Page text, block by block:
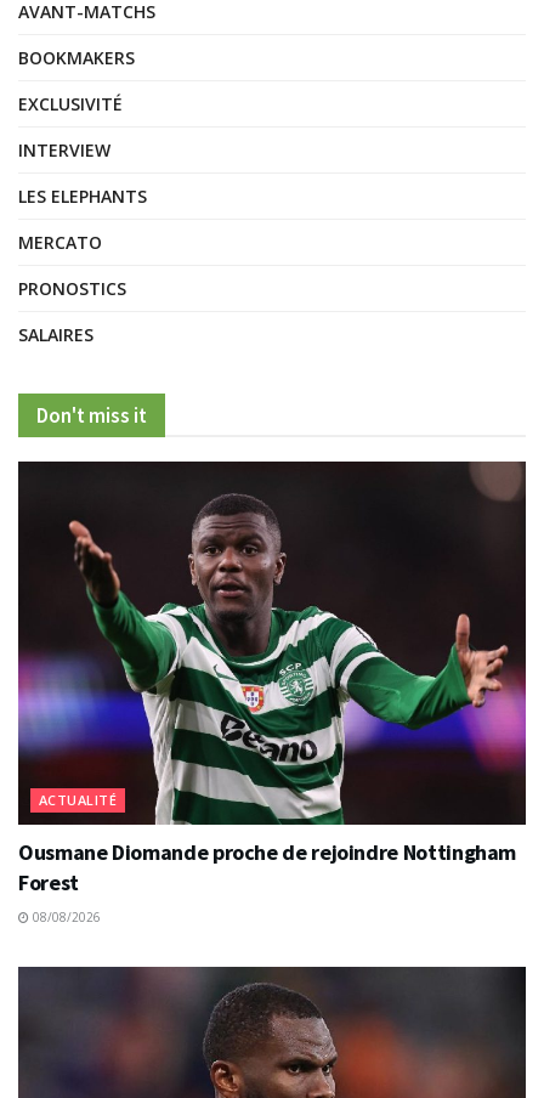
AVANT-MATCHS
BOOKMAKERS
EXCLUSIVITÉ
INTERVIEW
LES ELEPHANTS
MERCATO
PRONOSTICS
SALAIRES
Don't miss it
ACTUALITÉ
Ousmane Diomande proche de rejoindre Nottingham
Forest
08/08/2026